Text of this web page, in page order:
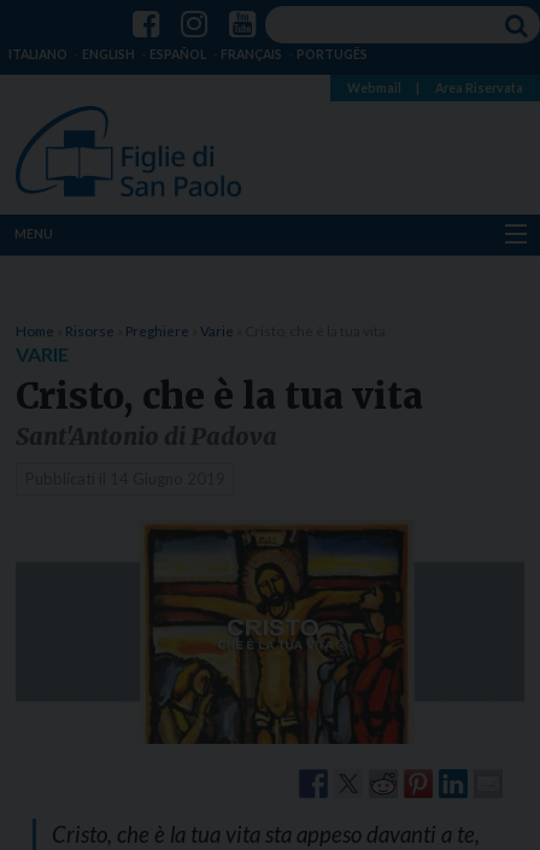
ITALIANO ENGLISH ESPAÑOL FRANÇAIS PORTUGÊS
Webmail Area Riservata
MENU
Dove siamo
Notizie
Home Risorse Preghiere Varie
VARIE
Cristo, che è la tua vita
Cristo, che è la tua vita sta appeso davanti a te,